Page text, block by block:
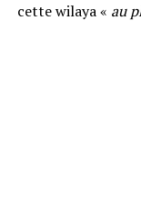
cette wilaya « au